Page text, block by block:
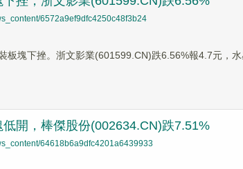
6572a9ef9dfc4250c48f3b24
板塊下挫。浙文影業(601599.CN)跌6.56%報4.7元，
低開，棒傑股份(002634.CN)跌7.51%
64618b6a9dfc4201a6439933